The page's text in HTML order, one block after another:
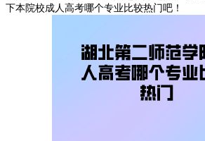
下本院校成人高考哪个专业比较热门吧！